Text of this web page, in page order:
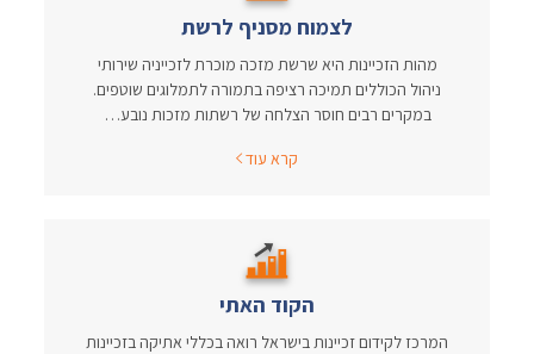
לצמוח מסניף לרשת
מהות הזכיינות היא שרשת מזכה מוכרת לזכייניה שירותי
ניהול הכוללים תמיכה רציפה בתמורה לתמלוגים שוטפים.
במקרים רבים חוסר הצלחה של רשתות מזכות נובע…
קרא עוד
הקוד האתי
המרכז לקידום זכיינות בישראל רואה בכללי אתיקה בזכיינות